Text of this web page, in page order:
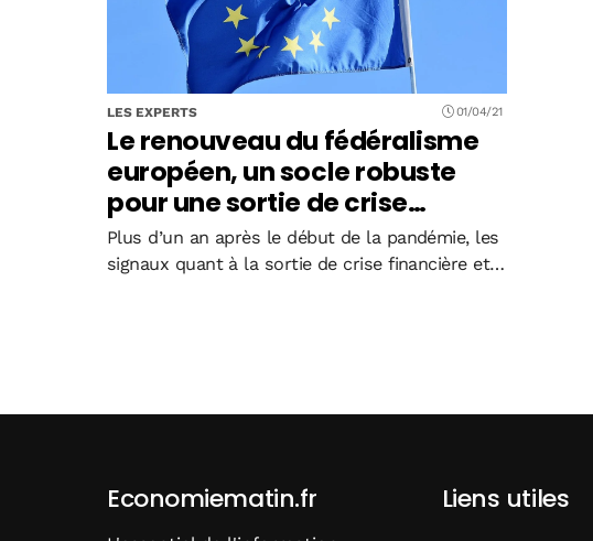
Le renouveau du fédéralisme
européen, un socle robuste
pour une sortie de crise
sanitaire, économique et
financière
LES EXPERTS
Plus d’un an après le début de la pandémie, les
signaux quant à la sortie de crise financière et
01/04/21
Economiematin.fr Liens utiles